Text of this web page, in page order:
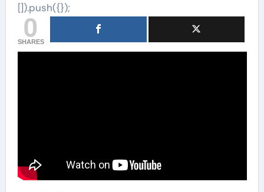
[]).push({});
0
SHARES